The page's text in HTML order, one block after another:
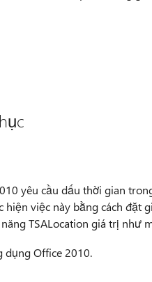
yêu cầu dấu thời gian
việc này bằng cách đặt
TSALocation giá trị như
Office 2010.